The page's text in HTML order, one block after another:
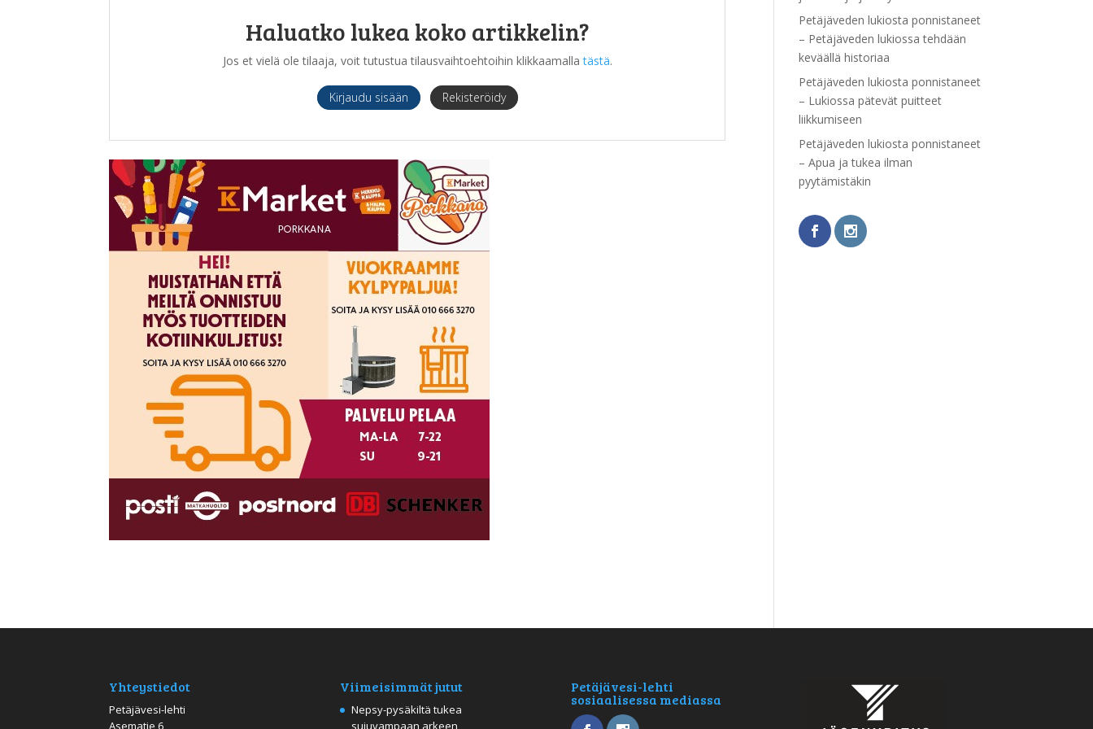
Haluatko lukea koko artikkelin?
Jos et vielä ole tilaaja, voit tutustua tilausvaihtoehtoihin klikkaamallatästä.
Kirjaudu sisään Rekisteröidy
Petäjäveden lukiosta ponnistaneet
– Petäjäveden lukiossa tehdään
keväällä historiaa
Petäjäveden lukiosta ponnistaneet
– Lukiossa pätevät puitteet
liikkumiseen
Petäjäveden lukiosta ponnistaneet
– Apua ja tukea ilman
pyytämistäkin
Yhteystiedot
Petäjävesi-lehti
Asematie 6
Viimeisimmät jutut
Nepsy-pysäkiltä tukea
sujuvampaan arkeen
Petäjävesi-lehti
sosiaalisessa mediassa